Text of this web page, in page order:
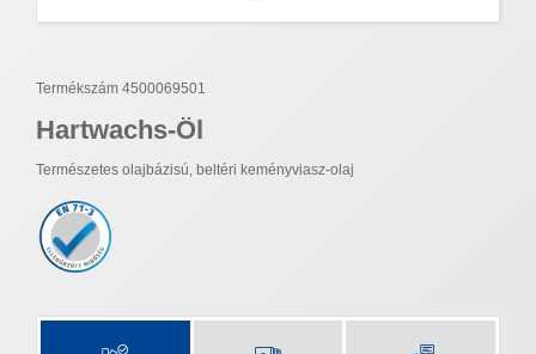
Termékszám 4500069501
Hartwachs-Öl
Természetes olajbázisú, beltéri keményviasz-olaj